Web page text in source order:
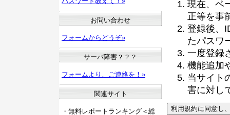
現在、ベ
正等を事
登録後、
たパスワ
一度登録
機能追加
当サイト
害に対し
お問い合わせ
フォームからどうぞ»
サーバ障害？？？
フォームより、ご連絡を！»
関連サイト
・無料レポートランキング＜総